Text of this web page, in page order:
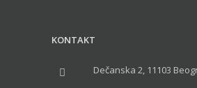
KONTAKT
Dečanska 2, 11103